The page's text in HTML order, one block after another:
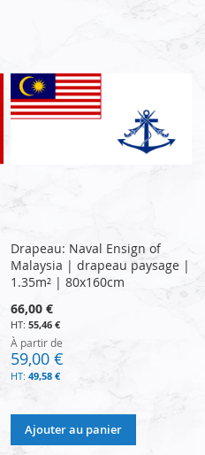
Drapeau: Naval Ensign of
Malaysia | drapeau paysage |
1.35m² | 80x160cm
66,00 €
55,46 €
À partir de
59,00 €
49,58 €
Ajouter au panier